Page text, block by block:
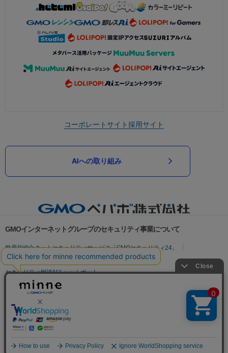
コーポレートサイト採用サイト
AIへの取り組み
GMOインターネットグループのセキュリティ事業について
世界初総合ネットセキュリティサービス「GMOセキュリティ24」
パスワード漏洩診断
Webサイトリスク診断
セキュリティ相談AIチャットボット
実在証明・盗聴対策
サイバー攻撃対策（GMO Flatt Security）
セキュリティ事業の軌跡